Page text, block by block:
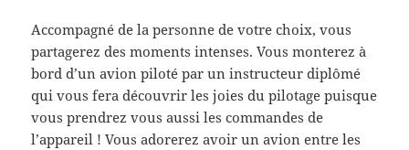
Accompagné de la personne de votre choix, vous
partagerez des moments intenses. Vous monterez à
bord d’un avion piloté par un instructeur diplômé
qui vous fera découvrir les joies du pilotage puisque
vous prendrez vous aussi les commandes de
l’appareil ! Vous adorerez avoir un avion entre les